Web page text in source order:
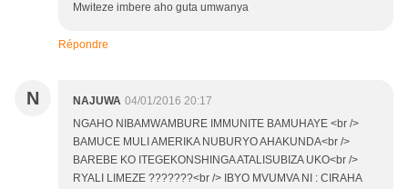
Mwiteze imbere aho guta umwanya
Répondre
N NAJUWA 04/01/2016 20:17
NGAHO NIBAMWAMBURE IMMUNITE BAMUHAYE <br />
BAMUCE MULI AMERIKA NUBURYO AHAKUNDA<br />
BAREBE KO ITEGEKONSHINGA ATALISUBIZA UKO<br />
RYALI LIMEZE ???????<br /> IBYO MVUMVA NI : CIRAHA